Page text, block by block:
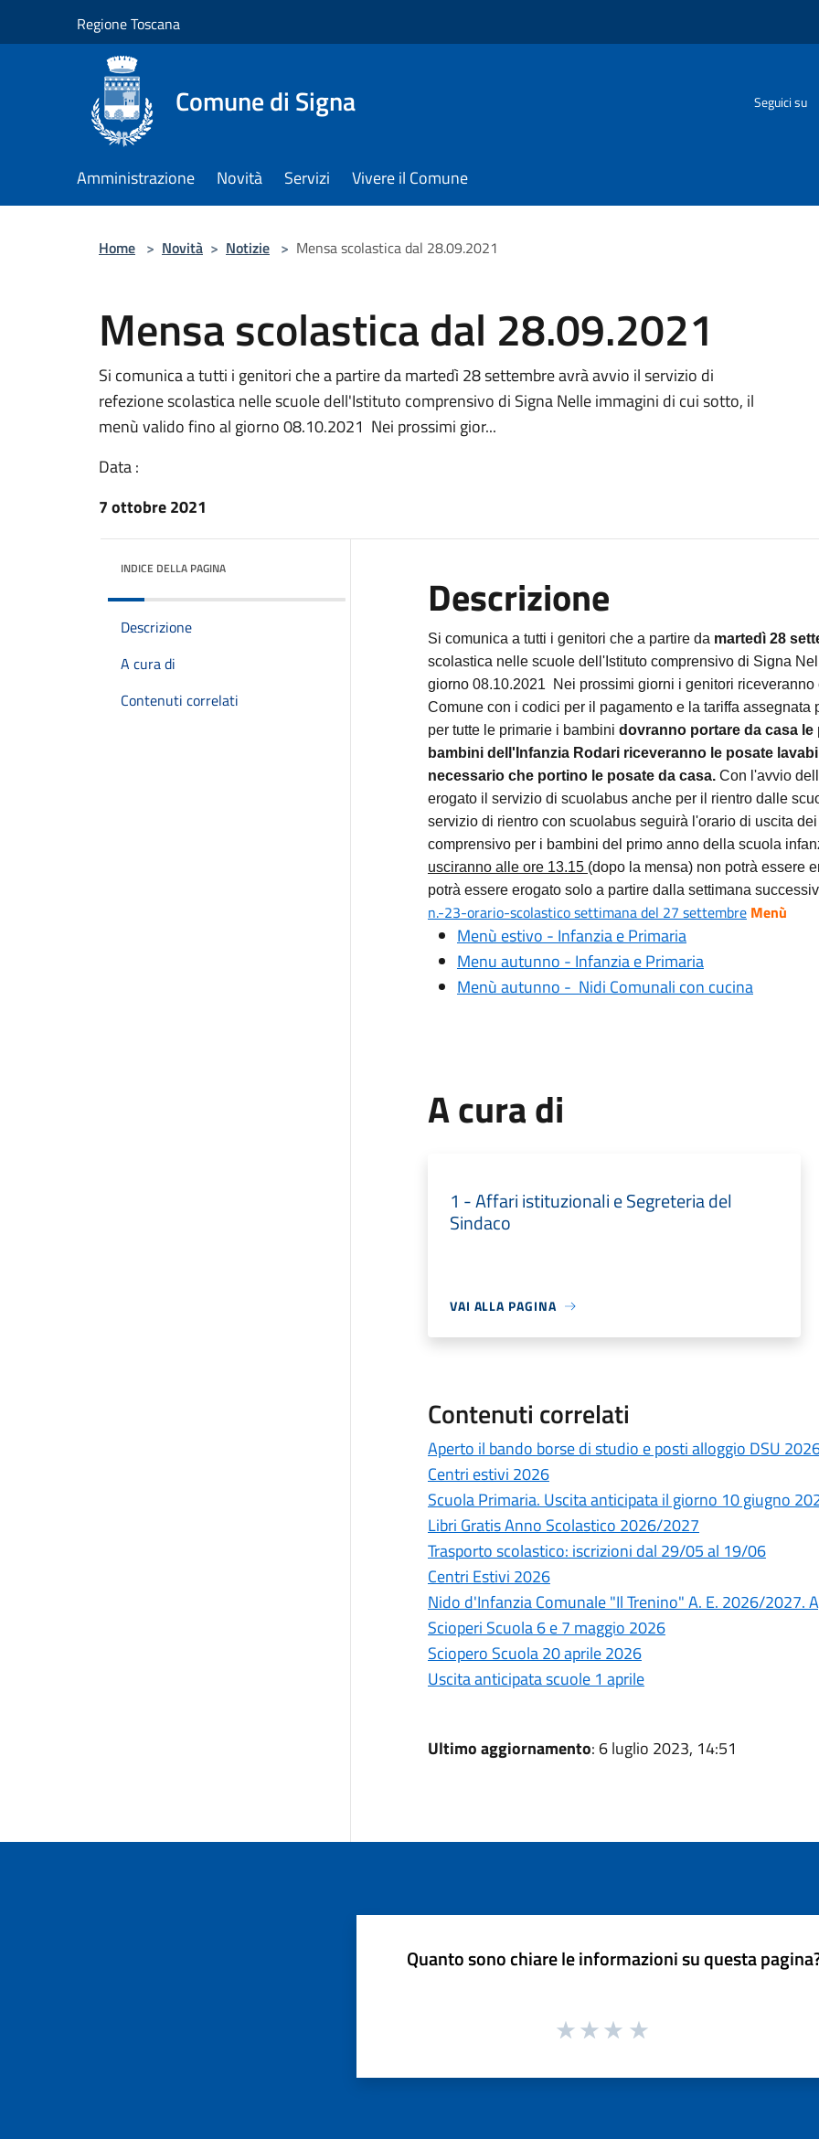
Regione Toscana
Comune di Signa Seguici su
Amministrazione Novità Servizi Vivere il Comune
Home > Novità > Notizie > Mensa scolastica dal 28.09.2021
Mensa scolastica dal 28.09.2021
Si comunica a tutti i genitori che a partire da martedì 28 settembre avrà avvio il servizio di
refezione scolastica nelle scuole dell'Istituto comprensivo di Signa Nelle immagini di cui sotto, il
menù valido fino al giorno 08.10.2021 Nei prossimi gior...
Data :
7 ottobre 2021
INDICE DELLA PAGINA
Descrizione
A cura di
Contenuti correlati
Descrizione
Si comunica a tutti i genitori che a partire da martedì 28
scolastica nelle scuole dell'Istituto comprensivo di Signa
giorno 08.10.2021
Nei prossimi giorni i genitori
Comune con i codici per il pagamento e la tariffa assegnata
per tutte le primarie i bambini dovranno portare da casa le
bambini dell'Infanzia Rodari riceveranno le posate
necessario che portino le posate da casa. Con l'avvio
erogato il servizio di scuolabus anche per il rientro dalle
servizio di rientro con scuolabus seguirà l'orario di uscita
comprensivo per i bambini del primo anno della scuola
usciranno alle ore 13.15 (dopo la mensa) non potrà essere
potrà essere erogato solo a partire dalla settimana
n.-23-orario-scolastico settimana del 27 settembre Menù
Menù estivo - Infanzia e Primaria
Menu autunno - Infanzia e Primaria
Menù autunno - Nidi Comunali con cucina
A cura di
1 - Affari istituzionali e Segreteria del
Sindaco
VAI ALLA PAGINA
Contenuti correlati
Aperto il bando borse di studio e posti alloggio DSU
Centri estivi 2026
Scuola Primaria. Uscita anticipata il giorno 10 giugno
Libri Gratis Anno Scolastico 2026/2027
Trasporto scolastico: iscrizioni dal 29/05 al 19/06
Centri Estivi 2026
Nido d'Infanzia Comunale "Il Trenino" A. E. 2026/2027.
Scioperi Scuola 6 e 7 maggio 2026
Sciopero Scuola 20 aprile 2026
Uscita anticipata scuole 1 aprile
Ultimo aggiornamento: 6 luglio 2023, 14:51
Quanto sono chiare le informazioni su questa